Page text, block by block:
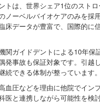
トは、世界シェア1位のスト
ノーベルバイオケアのみを採
床データが豊富で、国際的に
関ガイドデント による10年保
発事故も保証対象です。引越
続できる体制が整っています。
血圧などを理由に他院でイン
医と連携しながら可能性を検